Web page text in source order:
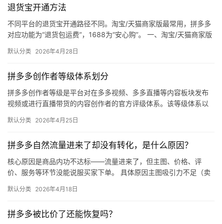
退货宝开通方法
不同平台的退货宝开通路径不同。淘宝/天猫商家版最常用，拼多多
对应功能为“退货包运费”，1688为“安心购”。 一、淘宝/天猫商家版
默认分类 2026年4月28日
拼多多创作者等级体系划分
拼多多创作者等级是平台对在多多视频、多多直播等内容板块发布
视频或进行直播带货的内容创作者的官方评级体系。该等级体系以
同等级…
默认分类 2026年4月25日
拼多多自然流量进来了却没有转化，是什么原因？
核心原因是商品内功不达标——流量进来了，但主图、价格、评
价、服务等环节没能说服买家下单。 具体原因主图吸引力不足（卖
评少、…
默认分类 2026年4月18日
拼多多被比价了还能恢复吗？